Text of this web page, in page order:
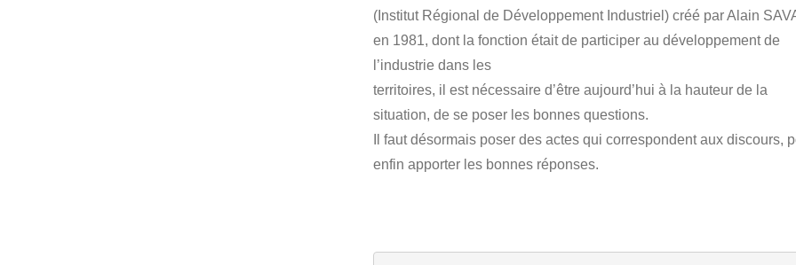
(Institut Régional de Développement Industriel) créé par Alain
en 1981, dont la fonction était de participer au développement de
l’industrie dans les
territoires, il est nécessaire d’être aujourd’hui à la hauteur de la
situation, de se poser les bonnes questions.
Il faut désormais poser des actes qui correspondent aux discours,
enfin apporter les bonnes réponses.